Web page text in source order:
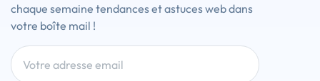
chaque semaine tendances et astuces web dans
votre boîte mail !